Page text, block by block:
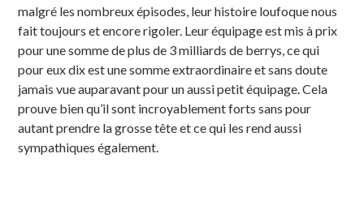
malgré les nombreux épisodes, leur histoire loufoque nous
fait toujours et encore rigoler. Leur équipage est mis à prix
pour une somme de plus de 3 milliards de berrys, ce qui
pour eux dix est une somme extraordinaire et sans doute
jamais vue auparavant pour un aussi petit équipage. Cela
prouve bien qu’il sont incroyablement forts sans pour
autant prendre la grosse tête et ce qui les rend aussi
sympathiques également.